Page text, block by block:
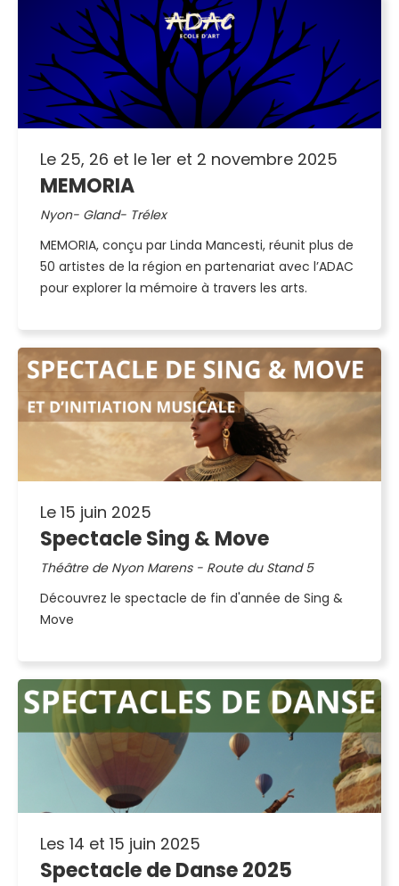
Le 25, 26 et le 1er et 2 novembre 2025
MEMORIA
Nyon- Gland- Trélex
MEMORIA, conçu par Linda Mancesti, réunit plus de
50 artistes de la région en partenariat avec l’ADAC
pour explorer la mémoire à travers les arts.
Le 15 juin 2025
Spectacle Sing & Move
Théâtre de Nyon Marens - Route du Stand 5
Découvrez le spectacle de fin d'année de Sing &
Move
Les 14 et 15 juin 2025
Spectacle de Danse 2025